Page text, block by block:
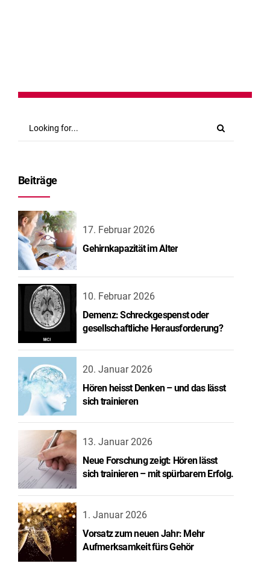
Beiträge
17. Februar 2026
Gehirnkapazität im Alter
10. Februar 2026
Demenz: Schreckgespenst oder
gesellschaftliche Herausforderung?
20. Januar 2026
Hören heisst Denken – und das lässt
sich trainieren
13. Januar 2026
Neue Forschung zeigt: Hören lässt
sich trainieren – mit spürbarem Erfolg.
1. Januar 2026
Vorsatz zum neuen Jahr: Mehr
Aufmerksamkeit fürs Gehör